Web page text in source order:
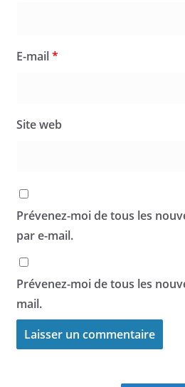
E-mail*
Site web
Prévenez-moi de tous les
par e-mail.
Prévenez-moi de tous les
mail.